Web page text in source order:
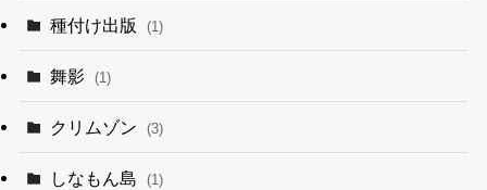
種付け出版 (1)
舞影 (1)
クリムゾン (3)
しなもん島 (1)